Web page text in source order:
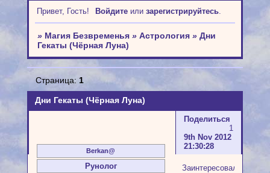
Привет, Гость! Войдитеили зарегистрируйтесь.
» Магия Безвременья » Астрология » Дни
Гекаты (Чёрная Луна)
Дни Гекаты (Чёрная Луна)
Страница: 1
Поделиться
1
9th Nov 2012
21:30:28
Berkan@
Рунолог
Заинтересовалась